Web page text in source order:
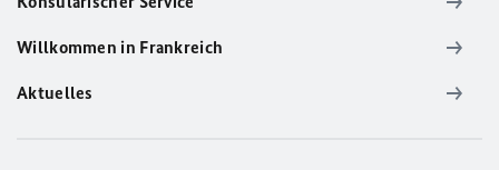
Willkommen in Frankreich
Aktuelles